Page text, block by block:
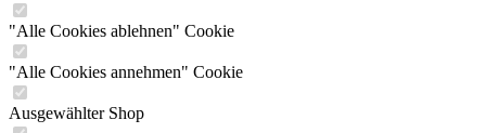
"Alle Cookies ablehnen" Cookie
"Alle Cookies annehmen" Cookie
Ausgewählter Shop